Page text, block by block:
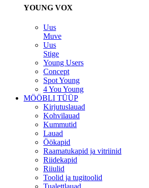
YOUNG VOX
Uus
Muve
Uus
Stige
Young Users
Concept
Spot Young
4 You Young
MÖÖBLI TÜÜP
Kirjutuslauad
Kohvilauad
Kummutid
Lauad
Öökapid
Raamatukapid ja vitriinid
Riidekapid
Riiulid
Toolid ja tugitoolid
Tualettlauad